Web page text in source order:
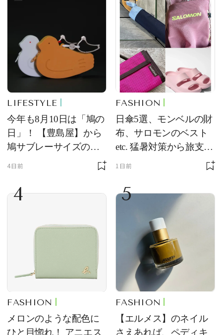
LIFESTYLE
今年も8月10日は「鳩の
日」！ 【豊島屋】から
鳩サブレーサイズのポ
ーチ「はとっこ」を限
4日前
FASHION
日傘5選、モンベルの財
布、サロモンのベスト
etc. 猛暑対策から旅支度
まで！ ｜今週の人気記
1日前
4
FASHION
メロンのような配色に
ひと目惚れ！ アニエス
5
FASHION
【エルメス】のネイル
さえあれば、ペディキ